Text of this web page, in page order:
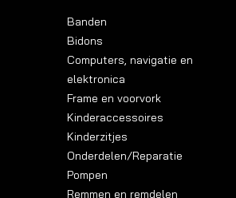
Banden
Bidons
Computers, navigatie en
elektronica
Frame en voorvork
Kinderaccessoires
Kinderzitjes
Onderdelen/Reparatie
Pompen
Remmen en remdelen